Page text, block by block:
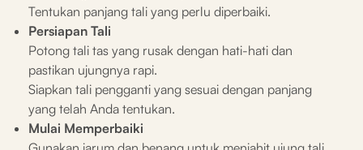
Tentukan panjang tali yang perlu diperbaiki.
Persiapan Tali
Potong tali tas yang rusak dengan hati-hati dan
pastikan ujungnya rapi.
Siapkan tali pengganti yang sesuai dengan panjang
yang telah Anda tentukan.
Mulai Memperbaiki